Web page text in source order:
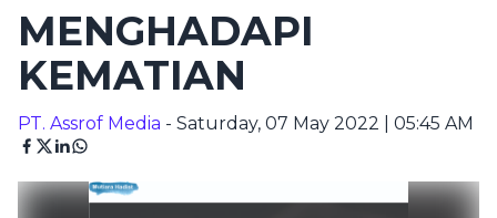
MENGHADAPI
KEMATIAN
PT. Assrof Media - Saturday, 07 May 2022 | 05:45 AM